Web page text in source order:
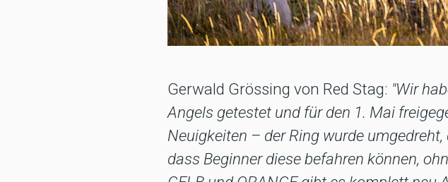
Gerwald Grössing von Red Stag: "Wir
Angels getestet und für den 1. Mai
Neuigkeiten – der Ring wurde
dass Beginner diese befahren können,